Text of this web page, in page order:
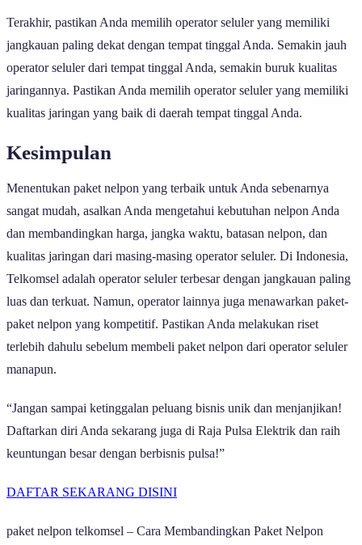
Terakhir, pastikan Anda memilih operator seluler yang memiliki
jangkauan paling dekat dengan tempat tinggal Anda. Semakin jauh
operator seluler dari tempat tinggal Anda, semakin buruk kualitas
jaringannya. Pastikan Anda memilih operator seluler yang memiliki
kualitas jaringan yang baik di daerah tempat tinggal Anda.
Kesimpulan
Menentukan paket nelpon yang terbaik untuk Anda sebenarnya
sangat mudah, asalkan Anda mengetahui kebutuhan nelpon Anda
dan membandingkan harga, jangka waktu, batasan nelpon, dan
kualitas jaringan dari masing-masing operator seluler. Di Indonesia,
Telkomsel adalah operator seluler terbesar dengan jangkauan paling
luas dan terkuat. Namun, operator lainnya juga menawarkan paket-
paket nelpon yang kompetitif. Pastikan Anda melakukan riset
terlebih dahulu sebelum membeli paket nelpon dari operator seluler
manapun.
“Jangan sampai ketinggalan peluang bisnis unik dan menjanjikan!
Daftarkan diri Anda sekarang juga di Raja Pulsa Elektrik dan raih
keuntungan besar dengan berbisnis pulsa!”
DAFTAR SEKARANG DISINI
paket nelpon telkomsel – Cara Membandingkan Paket Nelpon